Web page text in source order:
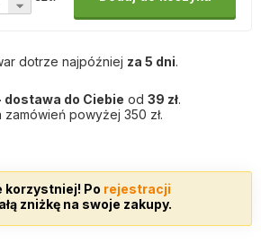
dotrze najpóźniej za 5 dni.
dostawa do Ciebie od 39 zł.
zamówień powyżej 350 zł.
korzystniej! Po rejestracji
zniżkę na swoje zakupy.